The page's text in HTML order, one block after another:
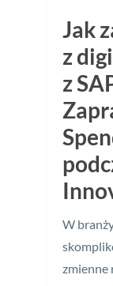
Jak
z
z
W
zmienne